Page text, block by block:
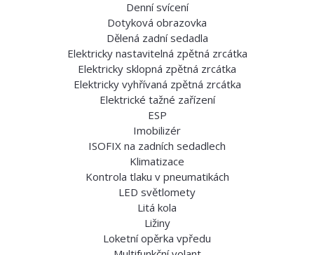
Denní svícení
Dotyková obrazovka
Dělená zadní sedadla
Elektricky nastavitelná zpětná zrcátka
Elektricky sklopná zpětná zrcátka
Elektricky vyhřívaná zpětná zrcátka
Elektrické tažné zařízení
ESP
Imobilizér
ISOFIX na zadních sedadlech
Klimatizace
Kontrola tlaku v pneumatikách
LED světlomety
Litá kola
Ližiny
Loketní opěrka vpředu